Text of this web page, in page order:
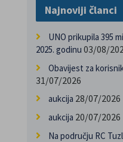
Najnoviji članci
UNO prikupila 395
2025. godinu 03/08/
Obavijest za
31/07/2026
aukcija 28/07/2026
aukcija 20/07/2026
Na području RC